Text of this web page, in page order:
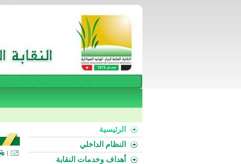
|
الرئيسية
النظام الداخلي
أهداف وخدمات النقابة